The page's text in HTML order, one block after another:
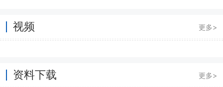
视频 更多>
资料下载 更多>